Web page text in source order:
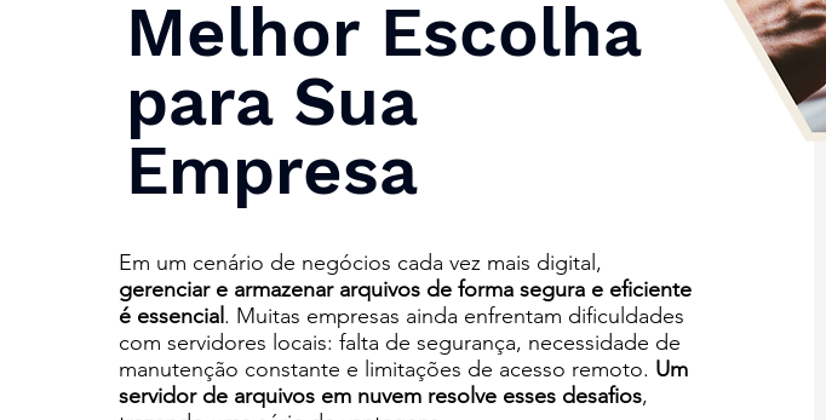
Melhor Escolha
para Sua
Empresa
Em um cenário de negócios cada vez mais digital,
gerenciar e armazenar arquivos de forma segura e eficiente
é essencial . Muitas empresas ainda enfrentam dificuldades
com servidores locais: falta de segurança, necessidade de
manutenção constante e limitações de acesso remoto. Um
servidor de arquivos em nuvem resolve esses desafios,